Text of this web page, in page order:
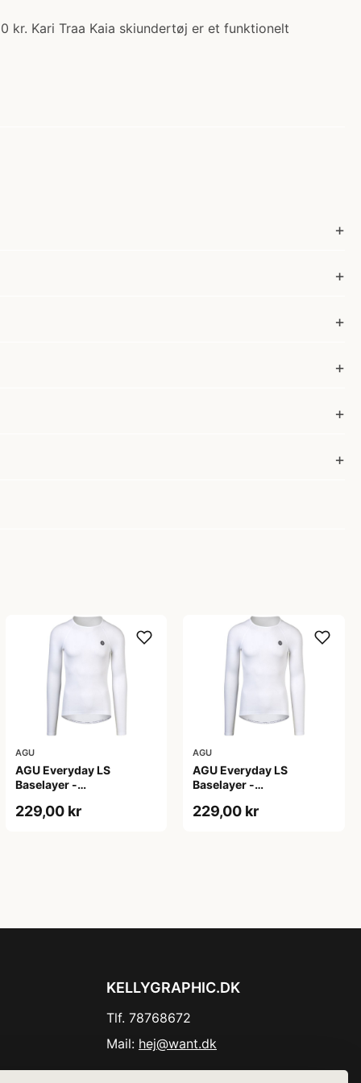
kr. Kari Traa Kaia skiundertøj er et funktionelt
AGU
AGU Everyday LS
Baselayer -
Ærmer - Herre - Hvid -
229,00 kr
AGU
AGU Everyday LS
Baselayer -
Ærmer - Herre - Hvid
229,00 kr
KELLYGRAPHIC.DK
Tlf. 78768672
Mail: hej@want.dk